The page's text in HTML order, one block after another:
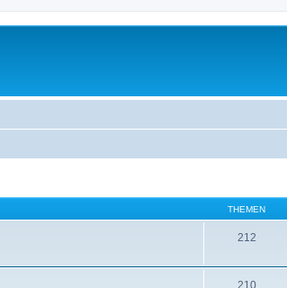
THEMEN
212
210